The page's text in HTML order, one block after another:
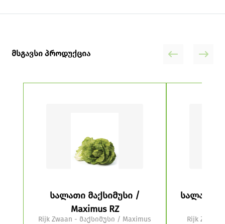
მსგავსი პროდუქცია
სალათი მაქსიმუსი /
Maximus RZ
Rijk Zwaan - მაქსიმუსი / Maximus
სალათი
Rijk